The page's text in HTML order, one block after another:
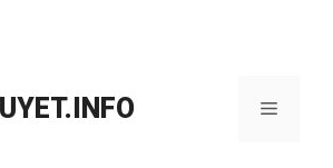
Menu